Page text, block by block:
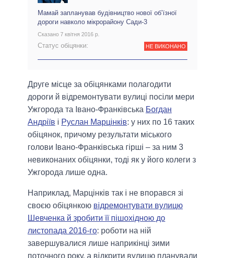
Мамай запланував будівництво нової об’їзної
дороги навколо мікрорайону Сади-3
Сказано 7 квітня 2016 р.
Статус обіцянки: НЕ ВИКОНАНО
Друге місце за обіцянками полагодити
дороги й відремонтувати вулиці посіли мери
Ужгорода та Івано-Франківська Богдан
Андріїв і Руслан Марцінків: у них по 16 таких
обіцянок, причому результати міського
голови Івано-Франківська гірші – за ним 3
невиконаних обіцянки, тоді як у його колеги з
Ужгорода лише одна.
Наприклад, Марцінків так і не впорався зі
своєю обіцянкою відремонтувати вулицю
Шевченка й зробити її пішохідною до
листопада 2016-го: роботи на ній
завершувалися лише наприкінці зими
поточного року, а відкрити вулицю планували